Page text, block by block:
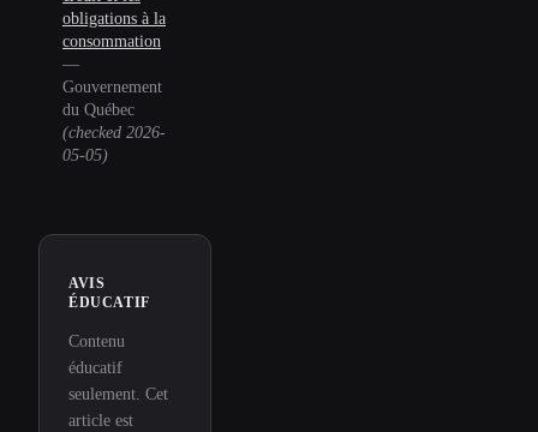
obligations à la
consommation
—
Gouvernement
du Québec
(checked 2026-
05-05)
AVIS
ÉDUCATIF
Contenu
éducatif
seulement. Cet
article est